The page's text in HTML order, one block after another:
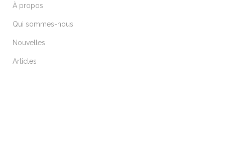
À propos
Qui sommes-nous
Nouvelles
Articles